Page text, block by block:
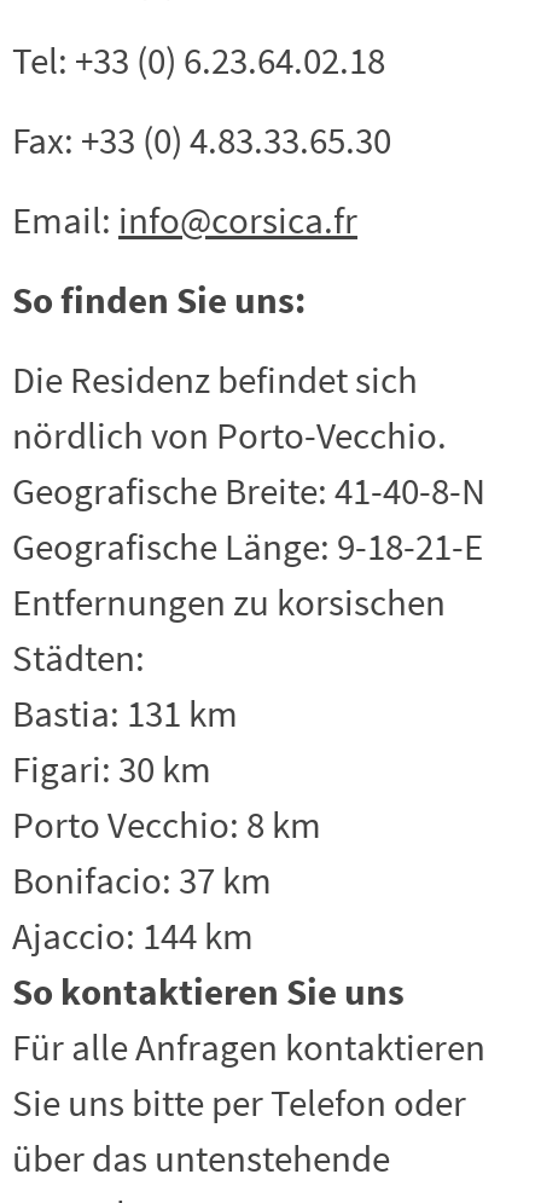
Tel: +33 (0) 6.23.64.02.18
Fax: +33 (0) 4.83.33.65.30
Email: info@corsica.fr
So finden Sie uns:
Die Residenz befindet sich
nördlich von Porto-Vecchio.
Geografische Breite: 41-40-8-N
Geografische Länge: 9-18-21-E
Entfernungen zu korsischen
Städten:
Bastia: 131 km
Figari: 30 km
Porto Vecchio: 8 km
Bonifacio: 37 km
Ajaccio: 144 km
So kontaktieren Sie uns
Für alle Anfragen kontaktieren
Sie uns bitte per Telefon oder
über das untenstehende